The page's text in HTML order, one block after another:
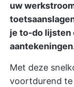
uw
je to-do lijsten
Met deze
voortdurend te